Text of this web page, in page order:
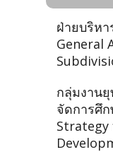
ฝ่ายบริหา
General
กลุ่มงาน
จัดการศึ
Strategy